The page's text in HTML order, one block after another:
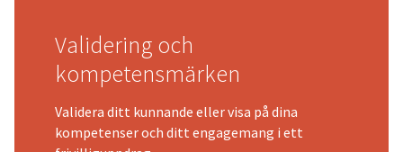
Validering och
kompetensmärken
Validera ditt kunnande eller visa på dina
kompetenser och ditt engagemang i ett